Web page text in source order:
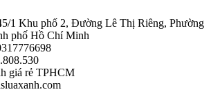
1 Khu phố 2, Đường Lê Thị Riêng, Phường
phố Hồ Chí Minh
giá rẻ TPHCM